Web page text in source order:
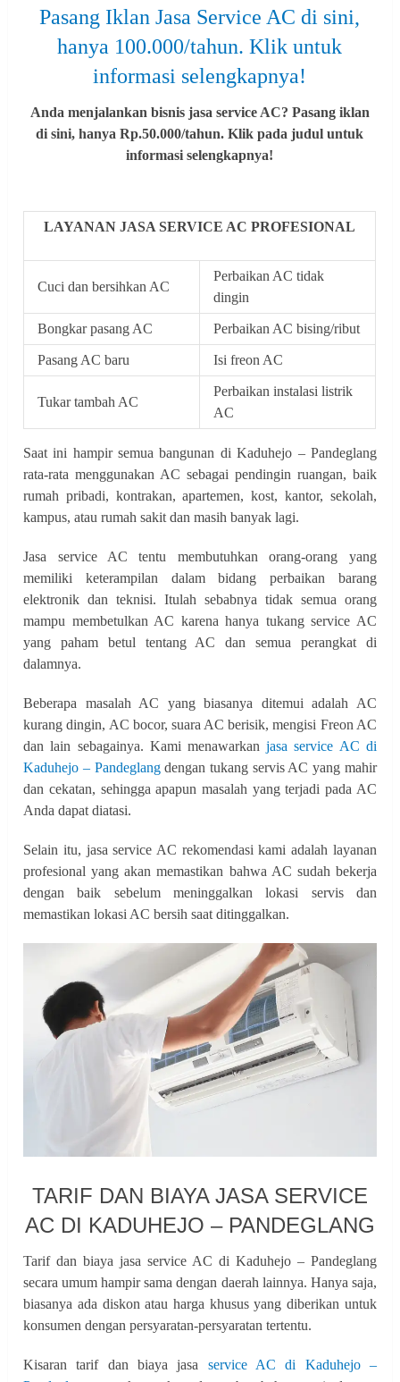
Pasang Iklan Jasa Service AC di sini,
hanya 100.000/tahun. Klik untuk
informasi selengkapnya!
Anda menjalankan bisnis jasa service AC? Pasang iklan
di sini, hanya Rp.50.000/tahun. Klik pada judul untuk
informasi selengkapnya!
LAYANAN JASA SERVICE AC PROFESIONAL
Cuci dan bersihkan AC
Perbaikan AC tidak
dingin
Bongkar pasang AC Perbaikan AC bising/ribut
Pasang AC baru Isi freon AC
Tukar tambah AC
Perbaikan instalasi listrik
AC
Saat ini hampir semua bangunan di Kaduhejo – Pandeglang
rata-rata menggunakan AC sebagai pendingin ruangan, baik
rumah pribadi, kontrakan, apartemen, kost, kantor, sekolah,
kampus, atau rumah sakit dan masih banyak lagi.
Jasa service AC tentu membutuhkan orang-orang yang
memiliki keterampilan dalam bidang perbaikan barang
elektronik dan teknisi. Itulah sebabnya tidak semua orang
mampu membetulkan AC karena hanya tukang service AC
yang paham betul tentang AC dan semua perangkat di
dalamnya.
Beberapa masalah AC yang biasanya ditemui adalah AC
kurang dingin, AC bocor, suara AC berisik, mengisi Freon AC
dan lain sebagainya. Kami menawarkanjasa service AC di
Kaduhejo – Pandeglangdengan tukang servis AC yang mahir
dan cekatan, sehingga apapun masalah yang terjadi pada AC
Anda dapat diatasi.
Selain itu, jasa service AC rekomendasi kami adalah layanan
profesional yang akan memastikan bahwa AC sudah bekerja
dengan baik sebelum meninggalkan lokasi servis dan
memastikan lokasi AC bersih saat ditinggalkan.
TARIF DAN BIAYA JASA SERVICE
AC DI KADUHEJO – PANDEGLANG
Tarif dan biaya jasa service AC di Kaduhejo – Pandeglang
secara umum hampir sama dengan daerah lainnya. Hanya saja,
biasanya ada diskon atau harga khusus yang diberikan untuk
konsumen dengan persyaratan-persyaratan tertentu.
Kisaran tarif dan biaya jasa service AC di Kaduhejo –